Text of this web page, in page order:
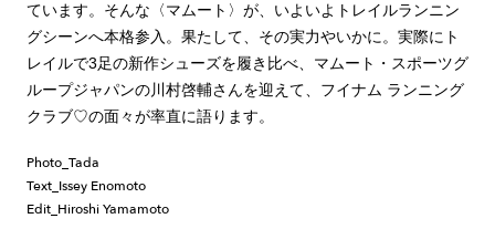
ています。そんな〈マムート〉が、いよいよトレイルランニン
グシーンへ本格参入。果たして、その実力やいかに。実際にト
レイルで3足の新作シューズを履き比べ、マムート・スポーツグ
ループジャパンの川村啓輔さんを迎えて、フイナム ランニング
クラブ♡の面々が率直に語ります。
Photo_Tada
Text_Issey Enomoto
Edit_Hiroshi Yamamoto